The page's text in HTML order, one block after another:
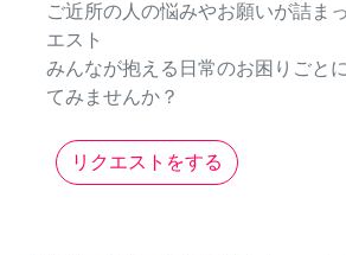
ご近所の人の悩みやお願いが詰ま
エスト
みんなが抱える日常のお困りごと
てみませんか？
リクエストをする